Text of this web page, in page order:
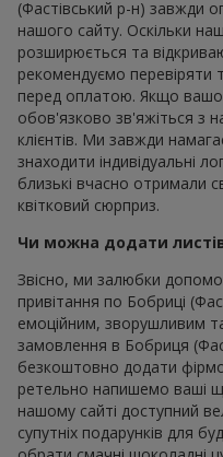
(Фастівський р-н) завжди
нашого сайту. Оскільки
розширюється та
рекомендуємо перевіряти
перед оплатою. Якщо
обов'язково зв'яжіться з
клієнтів. Ми завжди
знаходити індивідуальні
близькі вчасно отримали
квітковий сюрприз.
Чи можна додати
Звісно, ми залюбки
привітання по Бобриці
емоційним, зворушливим
замовлення в Бобриця
безкоштовно додати
ретельно напишемо ваші
нашому сайті доступний
супутніх подарунків для